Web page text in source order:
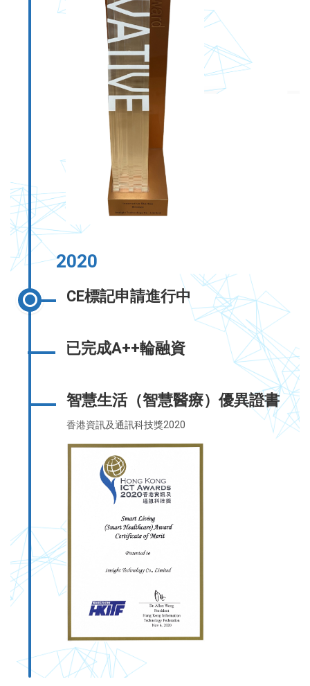
2020
CE標記申請進行中
已完成A++輪融資
智慧生活（智慧醫療）優異證書
香港資訊及通訊科技獎2020